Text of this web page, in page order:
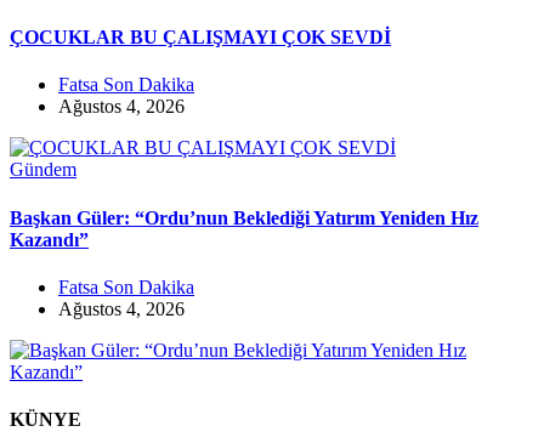
ÇOCUKLAR BU ÇALIŞMAYI ÇOK SEVDİ
Fatsa Son Dakika
Ağustos 4, 2026
Gündem
Başkan Güler: “Ordu’nun Beklediği Yatırım Yeniden Hız
Kazandı”
Fatsa Son Dakika
Ağustos 4, 2026
KÜNYE